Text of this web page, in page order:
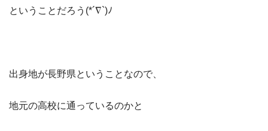
ということだろう(*´∇`)ﾉ
出身地が長野県ということなので、
地元の高校に通っているのかと